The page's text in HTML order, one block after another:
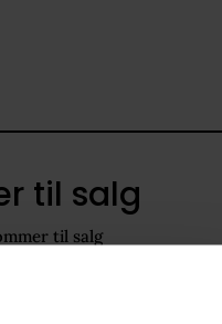
til salg
til salg